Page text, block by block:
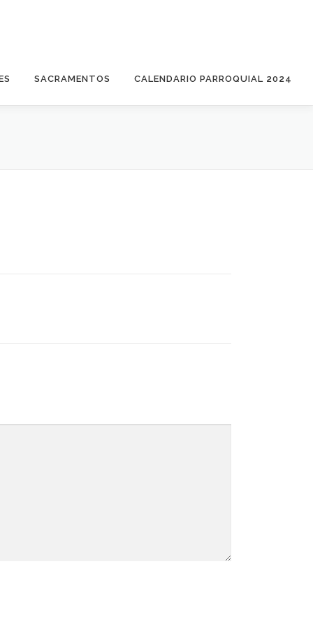
SACRAMENTOS CALENDARIO PARROQUIAL 2024